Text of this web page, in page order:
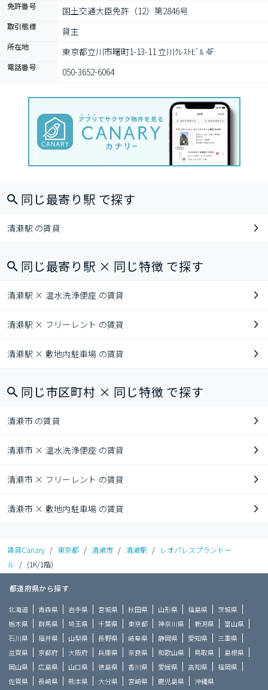
免許番号 国土交通大臣免許（12）第2846号
取引態様 貸主
所在地 東京都立川市曙町1-13-11 立川ｸﾚｽﾄﾋﾞﾙ 4F
電話番号 050-3652-6064
同じ最寄り駅 で探す
清瀬駅 の賃貸
同じ最寄り駅 × 同じ特徴 で探す
清瀬駅 × 温水洗浄便座 の賃貸
清瀬駅 × フリーレント の賃貸
清瀬駅 × 敷地内駐車場 の賃貸
同じ市区町村 × 同じ特徴 で探す
清瀬市 の賃貸
清瀬市 × 温水洗浄便座 の賃貸
清瀬市 × フリーレント の賃貸
清瀬市 × 敷地内駐車場 の賃貸
賃貸Canary / 東京都 / 清瀬市 / 清瀬駅 /
レオパレスプランドー
ル / (1K/1階)
都道府県から探す
北海道 青森県 岩手県 宮城県 秋田県 山形県 福島県
茨城県
栃木県
群馬県 埼玉県 千葉県 東京都 神奈川県 新潟県
富山県
石川県
福井県 山梨県 長野県 岐阜県 静岡県 愛知県
三重県
滋賀県
京都府 大阪府 兵庫県 奈良県 和歌山県 鳥取県
島根県
岡山県
広島県 山口県 徳島県 香川県 愛媛県 高知県
福岡県
佐賀県
長崎県 熊本県 大分県 宮崎県 鹿児島県 沖縄県